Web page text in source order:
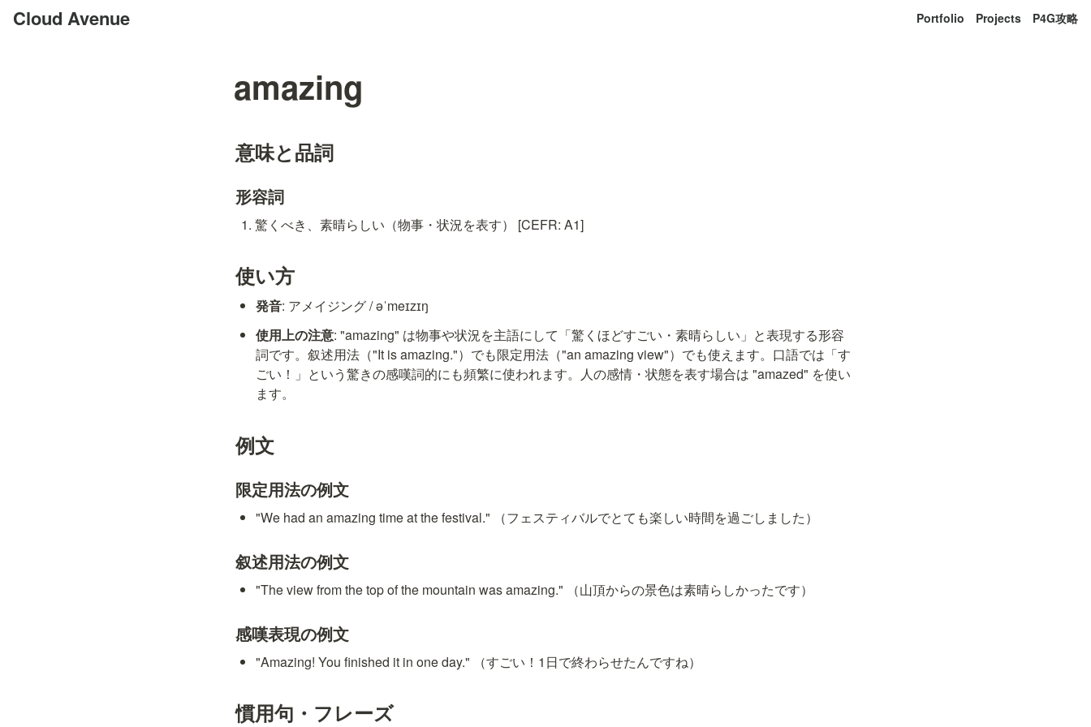
Cloud Avenue Portfolio Projects P4G攻略
amazing
意味と品詞
形容詞
驚くべき、素晴らしい（物事・状況を表す） [CEFR: A1]
使い方
発音: アメイジング / əˈmeɪzɪŋ
使用上の注意: "amazing" は物事や状況を主語にして「驚くほどすごい・素晴らしい」と表現する形容
詞です。叙述用法（"It is amazing."）でも限定用法（"an amazing view"）でも使えます。口語では「す
ごい！」という驚きの感嘆詞的にも頻繁に使われます。人の感情・状態を表す場合は "amazed" を使い
ます。
例文
限定用法の例文
"We had an amazing time at the festival." （フェスティバルでとても楽しい時間を過ごしました）
叙述用法の例文
"The view from the top of the mountain was amazing." （山頂からの景色は素晴らしかったです）
感嘆表現の例文
"Amazing! You finished it in one day." （すごい！1日で終わらせたんですね）
慣用句・フレーズ